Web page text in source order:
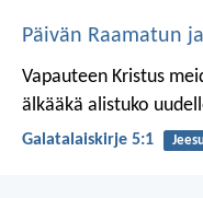
Päivän Raamatun
Vapauteen Kristus
älkääkä alistuko
Galatalaiskirje 5:1